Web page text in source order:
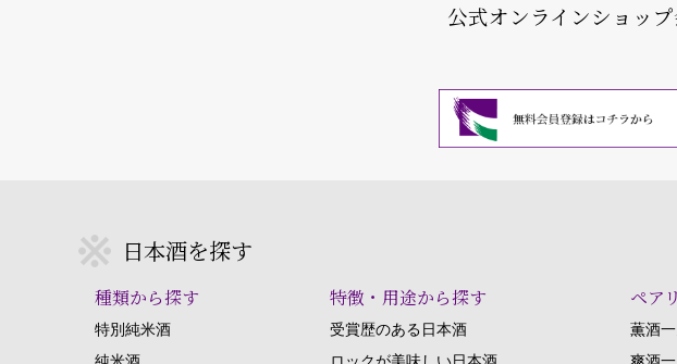
公式オンラインショッ
日本酒を探す
種類から探す
特別純米酒
純米酒
特徴・用途から探す
受賞歴のある日本酒
ロックが美味しい日本酒
ペア
薫酒
爽酒